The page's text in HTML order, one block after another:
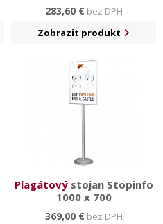
283,60 €bez DPH
Zobrazit produkt
Plagátovýstojan Stopinfo
1000 x 700
369,00 €bez DPH